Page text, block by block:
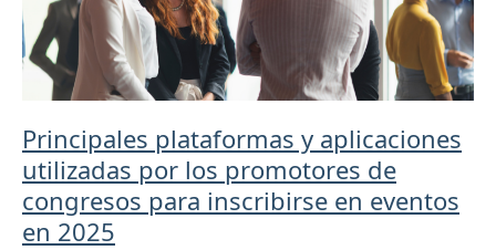
Principales plataformas y aplicaciones
utilizadas por los promotores de
congresos para inscribirse en eventos
en 2025